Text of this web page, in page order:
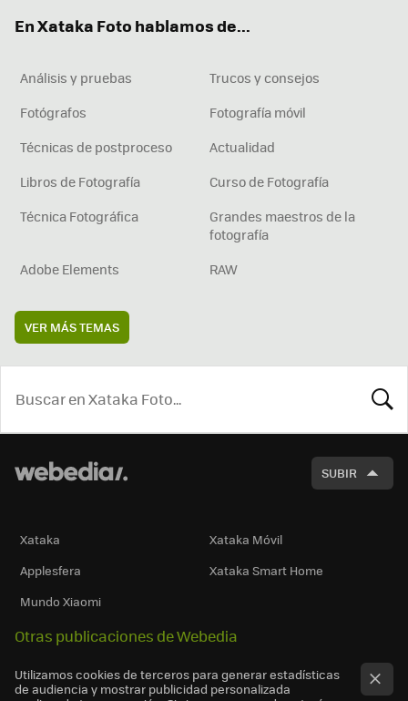
En Xataka Foto hablamos de...
Análisis y pruebas
Trucos y consejos
Fotógrafos
Fotografía móvil
Técnicas de postproceso
Actualidad
Libros de Fotografía
Curso de Fotografía
Técnica Fotográfica
Grandes maestros de la
fotografía
Adobe Elements
RAW
VER MÁS TEMAS
SUBIR
Xataka
Xataka Móvil
Applesfera
Xataka Smart Home
Mundo Xiaomi
Otras publicaciones de Webedia
Utilizamos cookies de terceros para generar estadísticas
de audiencia y mostrar publicidad personalizada